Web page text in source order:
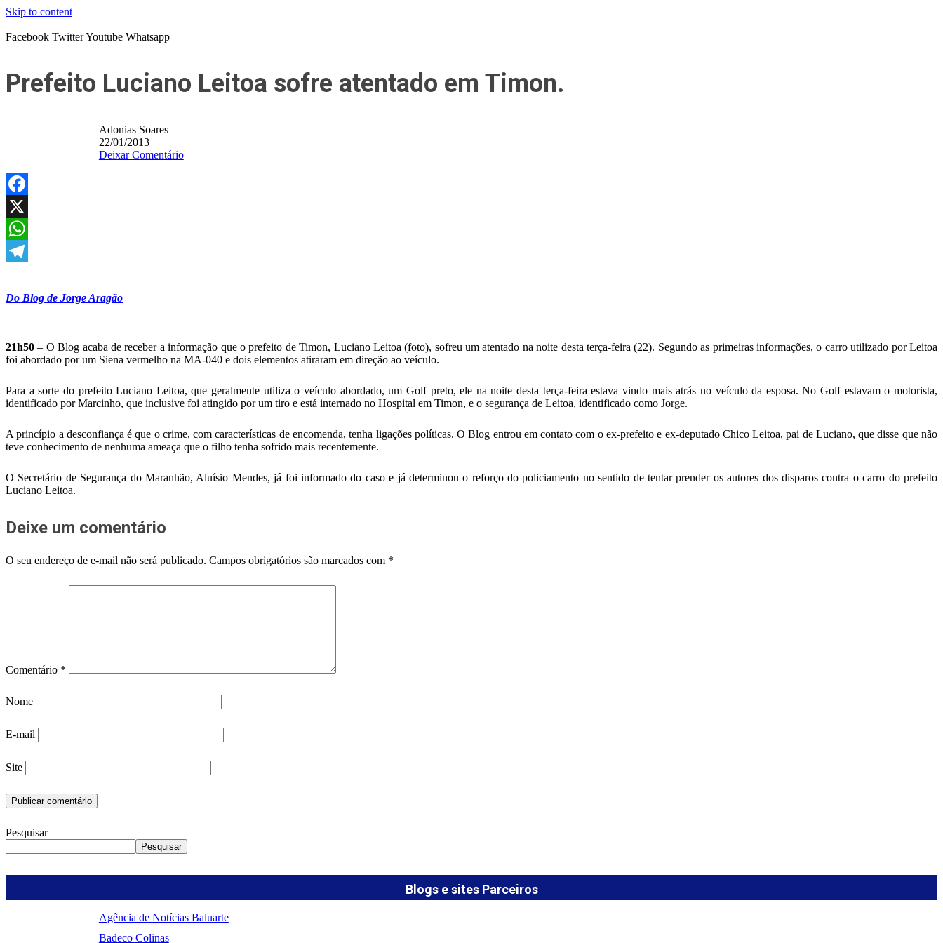
Skip to content
Facebook TwitterYoutube Whatsapp
Prefeito Luciano Leitoa sofre atentado em Timon.
Adonias Soares
22/01/2013
Deixar Comentário
Facebook
X
WhatsApp
Do Blog de Jorge Aragão
21h50 – O Blog acaba de receber a informação que o prefeito de Timon, Luciano Leitoa (foto), sofreu um atentado na noite desta terça-feira (22). Segundo as primeiras informações, o carro utilizado por Leitoa
foi abordado por um Siena vermelho na MA-040 e dois elementos atiraram em direção ao veículo.
Para a sorte do prefeito Luciano Leitoa, que geralmente utiliza o veículo abordado, um Golf preto, ele na noite desta terça-feira estava vindo mais atrás no veículo da esposa. No Golf estavam o motorista,
identificado por Marcinho, que inclusive foi atingido por um tiro e está internado no Hospital em Timon, e o segurança de Leitoa, identificado como Jorge.
A princípio a desconfiança é que o crime, com características de encomenda, tenha ligações políticas. O Blog entrou em contato com o ex-prefeito e ex-deputado Chico Leitoa, pai de Luciano, que disse que não
teve conhecimento de nenhuma ameaça que o filho tenha sofrido mais recentemente.
O Secretário de Segurança do Maranhão, Aluísio Mendes, já foi informado do caso e já determinou o reforço do policiamento no sentido de tentar prender os autores dos disparos contra o carro do prefeito
Luciano Leitoa.
Deixe um comentário
O seu endereço de e-mail não será publicado. Campos obrigatórios são marcados com *
Comentário *
Nome
E-mail
Site
Pesquisar
Pesquisar
Blogs e sites Parceiros
Agência de Notícias Baluarte
Badeco Colinas